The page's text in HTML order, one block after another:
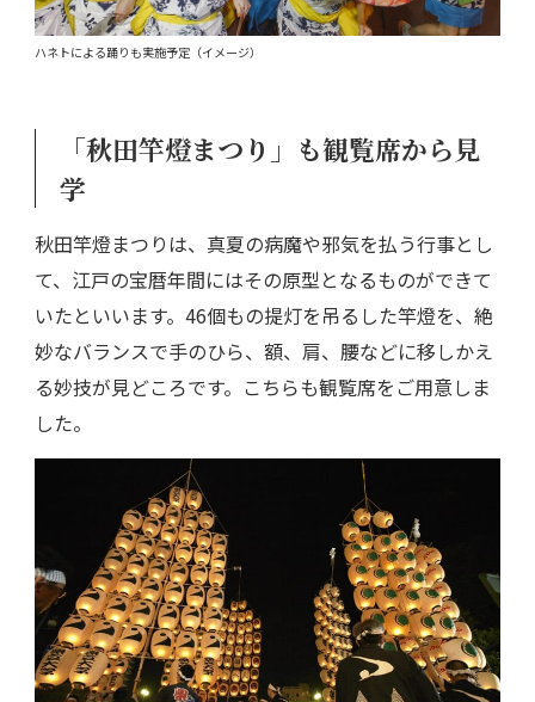
ハネトによる踊りも実施予定（イメージ）
「秋田竿燈まつり」も観覧席から見
学
秋田竿燈まつりは、真夏の病魔や邪気を払う行事とし
て、江戸の宝暦年間にはその原型となるものができて
いたといいます。46個もの提灯を吊るした竿燈を、絶
妙なバランスで手のひら、額、肩、腰などに移しかえ
る妙技が見どころです。こちらも観覧席をご用意しま
した。